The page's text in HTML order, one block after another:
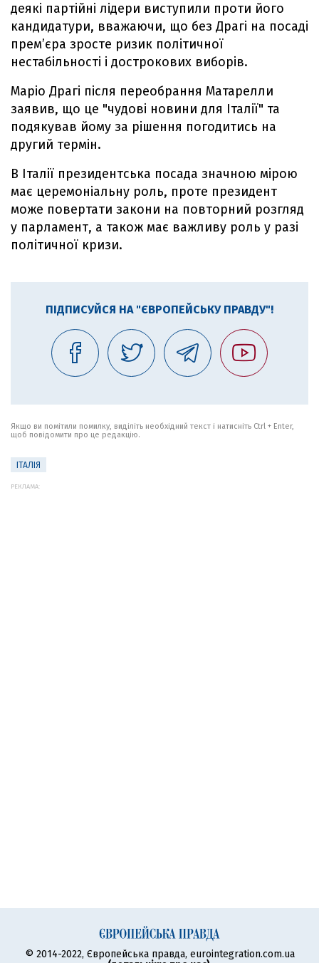
деякі партійні лідери виступили проти його
кандидатури, вважаючи, що без Драгі на посаді
прем’єра зросте ризик політичної
нестабільності і дострокових виборів.
Маріо Драгі після переобрання Матарелли
заявив, що це "чудові новини для Італії" та
подякував йому за рішення погодитись на
другий термін.
В Італії президентська посада значною мірою
має церемоніальну роль, проте президент
може повертати закони на повторний розгляд
у парламент, а також має важливу роль у разі
політичної кризи.
ПІДПИСУЙСЯ НА "ЄВРОПЕЙСЬКУ ПРАВДУ"!
Якщо ви помітили помилку, виділіть необхідний текст і натисніть Ctrl + Enter,
щоб повідомити про це редакцію.
ІТАЛІЯ
РЕКЛАМА:
© 2014-2022, Європейська правда, eurointegration.com.ua